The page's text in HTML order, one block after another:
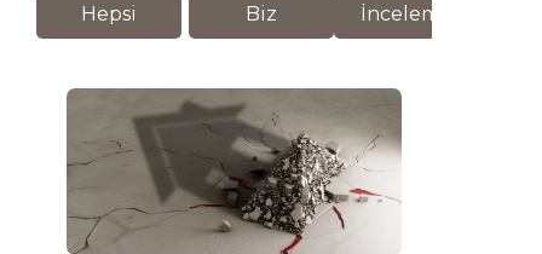
Hepsi Biz İnceleme